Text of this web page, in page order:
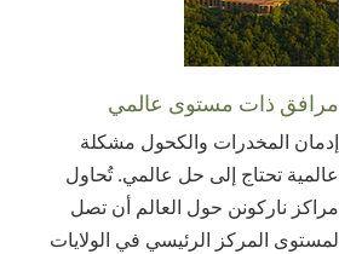
مرافق ذات مستوى عالمي
إدمان المخدرات والكحول مشكلة
عالمية تحتاج إلى حل عالمي. تُحاول
مراكز ناركونن حول العالم أن تصل
لمستوى المركز الرئيسي في الولايات